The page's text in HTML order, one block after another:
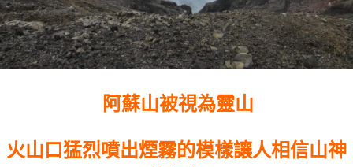
阿蘇山被視為靈山
火山口猛烈噴出煙霧的模樣讓人相信山神